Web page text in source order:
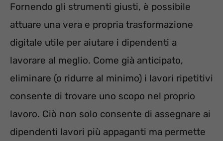
Fornendo gli strumenti giusti, è possibile
attuare una vera e propria trasformazione
digitale utile per aiutare i dipendenti a
lavorare al meglio. Come già anticipato,
eliminare (o ridurre al minimo) i lavori ripetitivi
consente di trovare uno scopo nel proprio
lavoro. Ciò non solo consente di assegnare ai
dipendenti lavori più appaganti ma permette